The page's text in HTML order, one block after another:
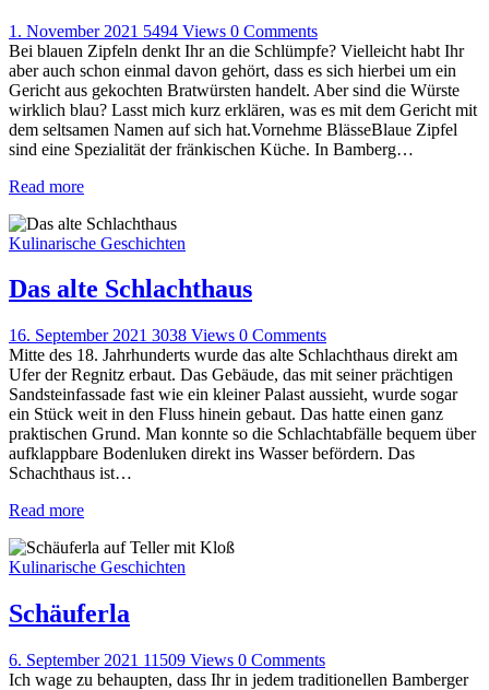
1. November 2021 5494 Views 0 Comments
Bei blauen Zipfeln denkt Ihr an die Schlümpfe? Vielleicht habt Ihr
aber auch schon einmal davon gehört, dass es sich hierbei um ein
Gericht aus gekochten Bratwürsten handelt. Aber sind die Würste
wirklich blau? Lasst mich kurz erklären, was es mit dem Gericht mit
dem seltsamen Namen auf sich hat.Vornehme BlässeBlaue Zipfel
sind eine Spezialität der fränkischen Küche. In Bamberg…
Read more
Kulinarische Geschichten
Das alte Schlachthaus
16. September 2021 3038 Views 0 Comments
Mitte des 18. Jahrhunderts wurde das alte Schlachthaus direkt am
Ufer der Regnitz erbaut. Das Gebäude, das mit seiner prächtigen
Sandsteinfassade fast wie ein kleiner Palast aussieht, wurde sogar
ein Stück weit in den Fluss hinein gebaut. Das hatte einen ganz
praktischen Grund. Man konnte so die Schlachtabfälle bequem über
aufklappbare Bodenluken direkt ins Wasser befördern. Das
Schachthaus ist…
Read more
Kulinarische Geschichten
Schäuferla
6. September 2021 11509 Views 0 Comments
Ich wage zu behaupten, dass Ihr in jedem traditionellen Bamberger